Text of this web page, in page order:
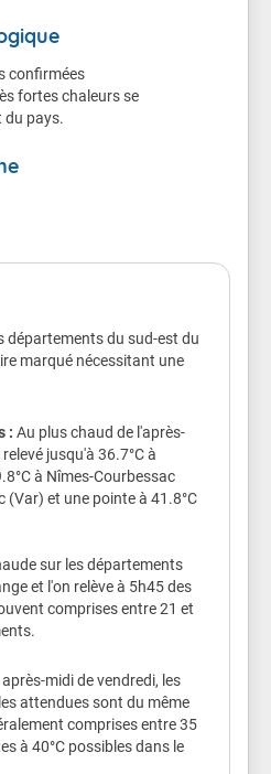
menacé, même les sujets en
de maladie chronique ou de
des médicaments, et les
et au coup de
peau chaude, rouge et sèche,
nausées, une somnolence, une
des convulsions et une
fois par jour
normalement.
corps plusieurs fois par jour à
d’un gant de toilette
heures les plus chaudes.
portez un chapeau et des
confirmées
fortes chaleurs se
du pays.
départements du sud-est du
marqué nécessitant une
: Au plus chaud de l'après-
jusqu'à 36.7°C à
à Nîmes-Courbessac
(Var) et une pointe à 41.8°C
sur les départements
et l'on relève à 5h45 des
comprises entre 21 et
midi de vendredi, les
attendues sont du même
comprises entre 35
à 40°C possibles dans le